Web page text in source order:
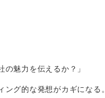
の魅力を伝えるか？」
ング的な発想がカギになる。